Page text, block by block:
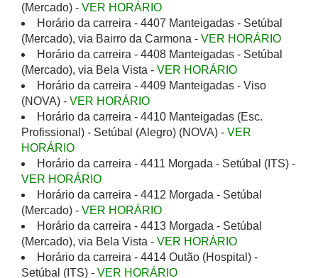
(Mercado) - VER HORÁRIO
Horário da carreira - 4407 Manteigadas - Setúbal
(Mercado), via Bairro da Carmona - VER HORÁRIO
Horário da carreira - 4408 Manteigadas - Setúbal
(Mercado), via Bela Vista - VER HORÁRIO
Horário da carreira - 4409 Manteigadas - Viso
(NOVA) - VER HORÁRIO
Horário da carreira - 4410 Manteigadas (Esc.
Profissional) - Setúbal (Alegro) (NOVA) - VER
HORÁRIO
Horário da carreira - 4411 Morgada - Setúbal (ITS) -
VER HORÁRIO
Horário da carreira - 4412 Morgada - Setúbal
(Mercado) - VER HORÁRIO
Horário da carreira - 4413 Morgada - Setúbal
(Mercado), via Bela Vista - VER HORÁRIO
Horário da carreira - 4414 Outão (Hospital) -
Setúbal (ITS) - VER HORÁRIO